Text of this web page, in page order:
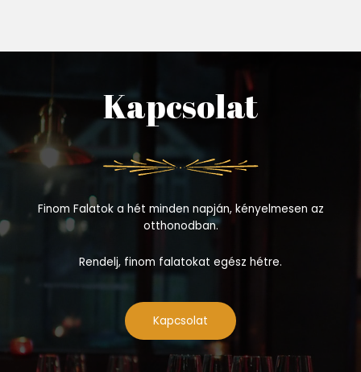
Kapcsolat
Finom Falatok a hét minden napján, kényelmesen az
otthonodban.
Rendelj, finom falatokat egész hétre.
Kapcsolat